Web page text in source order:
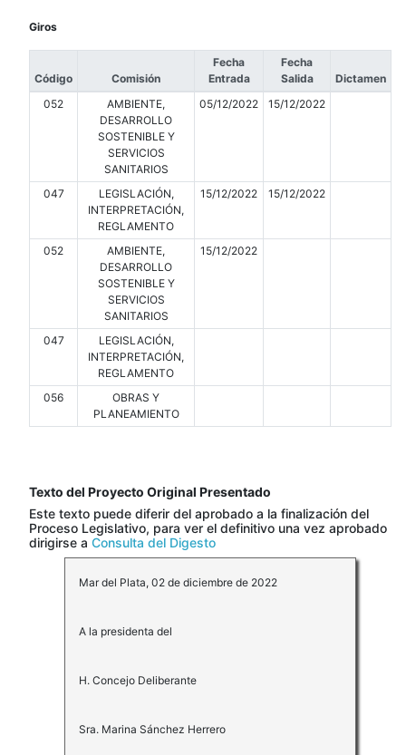
Giros
Código Comisión
Fecha
Entrada
Fecha
Salida
Dictamen
052
AMBIENTE,
DESARROLLO
SOSTENIBLE Y
SERVICIOS
SANITARIOS
05/12/2022 15/12/2022
047
LEGISLACIÓN,
INTERPRETACIÓN,
REGLAMENTO
15/12/2022 15/12/2022
052
AMBIENTE,
DESARROLLO
SOSTENIBLE Y
SERVICIOS
SANITARIOS
15/12/2022
047
LEGISLACIÓN,
INTERPRETACIÓN,
REGLAMENTO
056
OBRAS Y
PLANEAMIENTO
Texto del Proyecto Original Presentado
Este texto puede diferir del aprobado a la finalización del
Proceso Legislativo, para ver el definitivo una vez aprobado
dirigirse a Consulta del Digesto
Mar del Plata, 02 de diciembre de 2022
A la presidenta del
H. Concejo Deliberante
Sra. Marina Sánchez Herrero